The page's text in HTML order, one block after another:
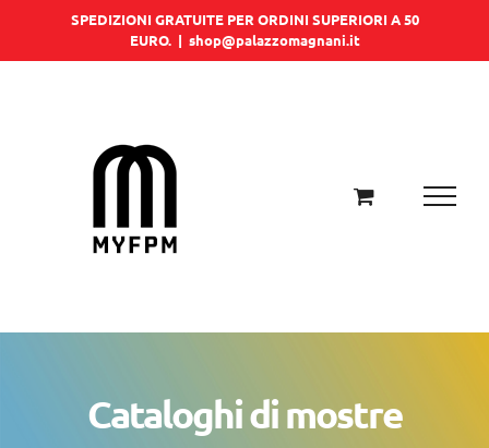
SPEDIZIONI GRATUITE PER ORDINI SUPERIORI A 50
EURO. | shop@palazzomagnani.it
Cataloghi di mostre